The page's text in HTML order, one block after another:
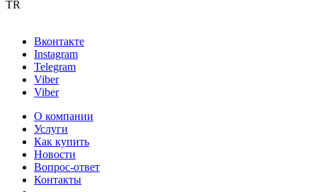
TR
Вконтакте
Instagram
Telegram
Viber
Viber
О компании
Услуги
Как купить
Новости
Вопрос-ответ
Контакты